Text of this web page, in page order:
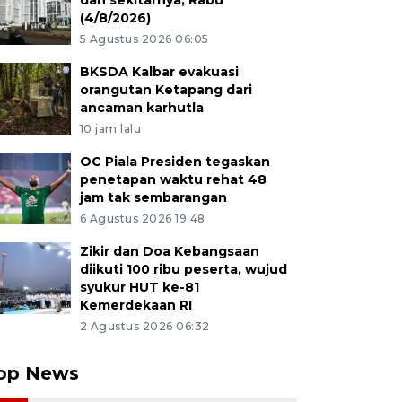
(4/8/2026)
5 Agustus 2026 06:05
BKSDA Kalbar evakuasi
orangutan Ketapang dari
ancaman karhutla
10 jam lalu
OC Piala Presiden tegaskan
penetapan waktu rehat 48
jam tak sembarangan
6 Agustus 2026 19:48
Zikir dan Doa Kebangsaan
diikuti 100 ribu peserta, wujud
syukur HUT ke-81
Kemerdekaan RI
2 Agustus 2026 06:32
News